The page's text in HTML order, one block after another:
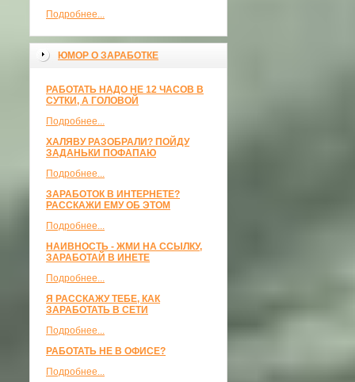
Подробнее...
ЮМОР О ЗАРАБОТКЕ
РАБОТАТЬ НАДО НЕ 12 ЧАСОВ В
СУТКИ, А ГОЛОВОЙ
Подробнее...
ХАЛЯВУ РАЗОБРАЛИ? ПОЙДУ
ЗАДАНЬКИ ПОФАПАЮ
Подробнее...
ЗАРАБОТОК В ИНТЕРНЕТЕ?
РАССКАЖИ ЕМУ ОБ ЭТОМ
Подробнее...
НАИВНОСТЬ - ЖМИ НА ССЫЛКУ,
ЗАРАБОТАЙ В ИНЕТЕ
Подробнее...
Я РАССКАЖУ ТЕБЕ, КАК
ЗАРАБОТАТЬ В СЕТИ
Подробнее...
РАБОТАТЬ НЕ В ОФИСЕ?
Подробнее...